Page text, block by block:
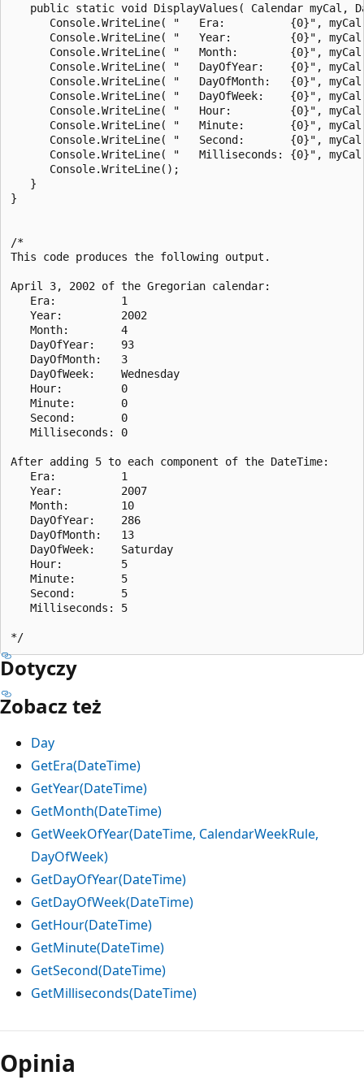
public static void DisplayValues( Calendar myCal,
Console.WriteLine( "   Era:          {0}",
Console.WriteLine( "   Year:         {0}",
Console.WriteLine( "   Month:        {0}",
Console.WriteLine( "   DayOfYear:    {0}",
Console.WriteLine( "   DayOfMonth:   {0}",
Console.WriteLine( "   DayOfWeek:    {0}",
Console.WriteLine( "   Hour:         {0}",
Console.WriteLine( "   Minute:       {0}",
Console.WriteLine( "   Second:       {0}",
Console.WriteLine( "   Milliseconds: {0}",
      Console.WriteLine();
   }
}
/*
This code produces the following output.
April 3, 2002 of the Gregorian calendar:
   Era:          1
   Year:         2002
   Month:        4
   DayOfYear:    93
   DayOfMonth:   3
   DayOfWeek:    Wednesday
   Hour:         0
   Minute:       0
   Second:       0
   Milliseconds: 0
After adding 5 to each component of the DateTime:
   Era:          1
   Year:         2007
   Month:        10
   DayOfYear:    286
   DayOfMonth:   13
   DayOfWeek:    Saturday
   Hour:         5
   Minute:       5
   Second:       5
   Milliseconds: 5
Dotyczy
Zobacz też
Day
GetEra(DateTime)
GetYear(DateTime)
GetMonth(DateTime)
GetWeekOfYear(DateTime, CalendarWeekRule,
DayOfWeek)
GetDayOfYear(DateTime)
GetDayOfWeek(DateTime)
GetHour(DateTime)
GetMinute(DateTime)
GetSecond(DateTime)
GetMilliseconds(DateTime)
Tryb
odczytu
wyłączony
Opinia